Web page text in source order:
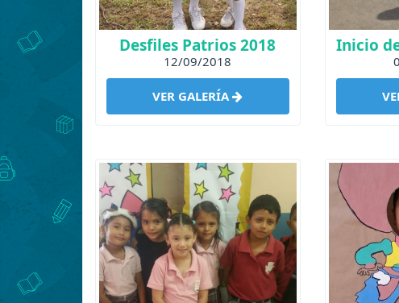
Desfiles Patrios 2018
12/09/2018
VER GALERÍA